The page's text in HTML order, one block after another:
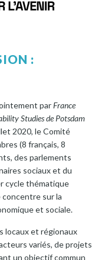
:
parFrance
Studies de Potsdam
2020, le Comité
(8 français, 8
des parlements
sociaux et du
cycle thématique
concentre sur la
et sociale.
locaux et régionaux
variés, de projets
un objectif commun